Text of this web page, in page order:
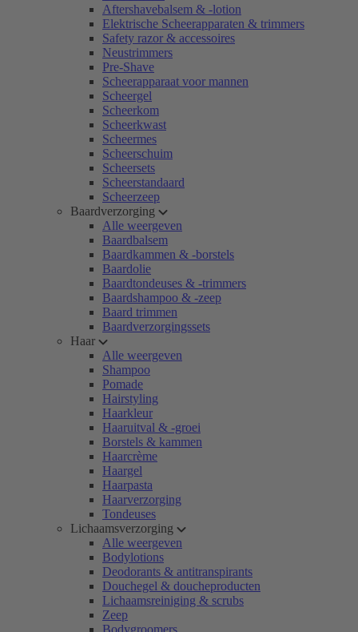
Aftershavebalsem & -lotion
Elektrische Scheerapparaten & trimmers
Safety razor & accessoires
Neustrimmers
Pre-Shave
Scheerapparaat voor mannen
Scheergel
Scheerkom
Scheerkwast
Scheermes
Scheerschuim
Scheersets
Scheerstandaard
Scheerzeep
Baardverzorging
Alle weergeven
Baardbalsem
Baardkammen & -borstels
Baardolie
Baardtondeuses & -trimmers
Baardshampoo & -zeep
Baard trimmen
Baardverzorgingssets
Haar
Alle weergeven
Shampoo
Pomade
Hairstyling
Haarkleur
Haaruitval & -groei
Borstels & kammen
Haarcrème
Haargel
Haarpasta
Haarverzorging
Tondeuses
Lichaamsverzorging
Alle weergeven
Bodylotions
Deodorants & antitranspirants
Douchegel & doucheproducten
Lichaamsreiniging & scrubs
Zeep
Bodygroomers